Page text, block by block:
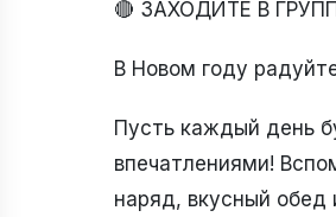
🔴 ЗАХОДИТЕ В
В Новом году
Пусть каждый день
впечатлениями!
наряд, вкусный обед